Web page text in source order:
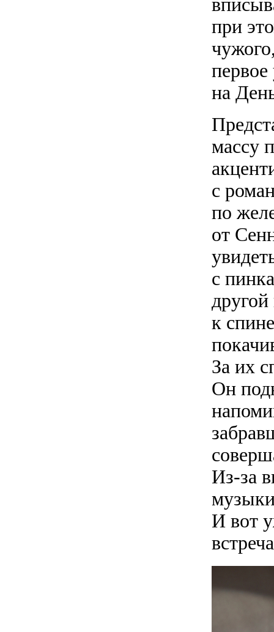
при
на
массу
с
по
от
с
к
За их
Он
Из-за
И вот